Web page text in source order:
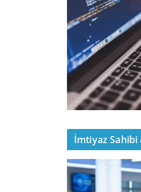
İmtiyaz Sahibi